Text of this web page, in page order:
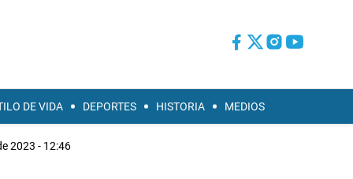
DE VIDA DEPORTES HISTORIA MEDIOS
2023 - 12:46